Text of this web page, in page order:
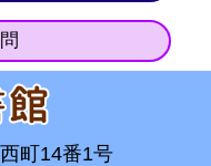
町14番1号